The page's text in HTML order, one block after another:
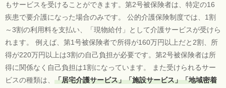
もサービスを受けることができます。第2号被保険者は、特定の16
疾患で要介護になった場合のみです。 公的介護保険制度では、1割
～3割の利用料を支払い、「現物給付」として介護サービスが受けら
れます。 例えば、第1号被保険者で所得が160万円以上だと2割、所
得が220万円以上は3割の自己負担が必要です。第2号被保険者は所
得に関係なく自己負担は1割になっています。 また受けられるサー
ビスの種類は、 「居宅介護サービス」「施設サービス」「地域密着